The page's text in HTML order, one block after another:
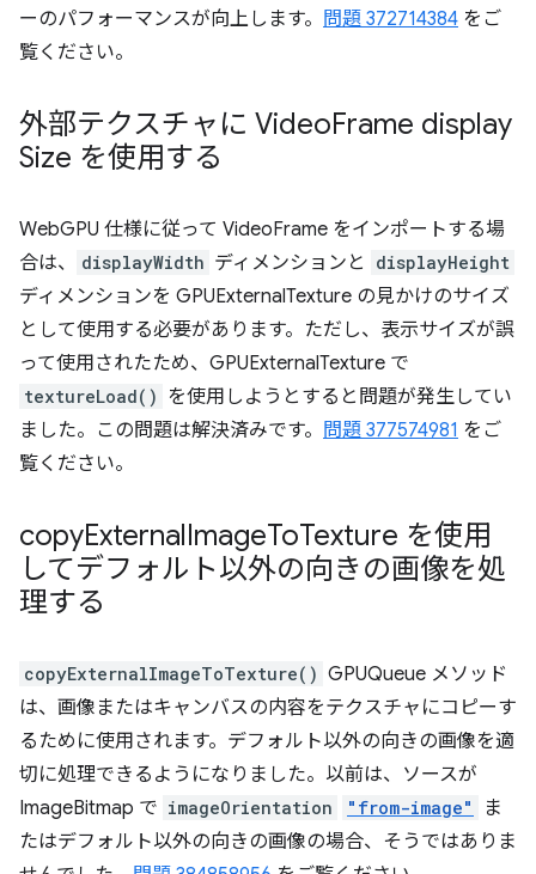
ーのパフォーマンスが向上します。 問題 372714384 をご
覧ください。
外部テクスチャに VideoFrame display
Size を使用する
WebGPU 仕様に従って VideoFrame をインポートする場
合は、
displayWidth ディメンションと displayHeight
ディメンションを GPUExternalTexture の見かけのサイズ
として使用する必要があります。ただし、表示サイズが誤
って使用されたため、GPUExternalTexture で
textureLoad() を使用しようとすると問題が発生してい
ました。この問題は解決済みです。 問題 377574981 をご
覧ください。
copyExternalImageToTexture を使用
してデフォルト以外の向きの画像を処
理する
copyExternalImageToTexture() GPUQueue メソッド
は、画像またはキャンバスの内容をテクスチャにコピーす
るために使用されます。デフォルト以外の向きの画像を適
切に処理できるようになりました。以前は、ソースが
ImageBitmap で imageOrientation "from-image"
ま
たはデフォルト以外の向きの画像の場合、そうではありま